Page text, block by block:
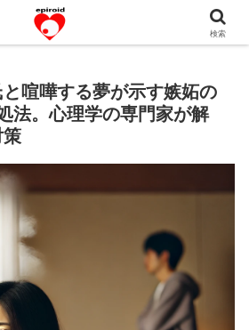
あなたのストーリーを変えていく！。
と喧嘩する夢が示す嫉妬の
法。心理学の専門家が解
策
検索